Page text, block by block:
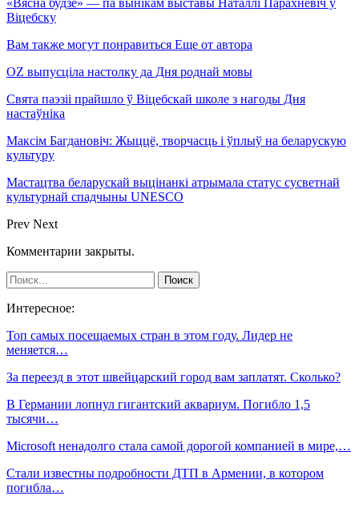
Віцебску
Вам также могут понравиться Еще от автора
OZ выпусціла настолку да Дня роднай мовы
Свята паэзіі прайшло ў Віцебскай школе з нагоды Дня
настаўніка
Максім Багдановіч: Жыццё, творчасць і ўплыў на беларускую
культуру
Мастацтва беларускай выцінанкі атрымала статус сусветнай
культурнай спадчыны UNESCO
Prev Next
Комментарии закрыты.
Интересное:
Топ самых посещаемых стран в этом году. Лидер не
меняется…
За переезд в этот швейцарский город вам заплатят. Сколько?
В Германии лопнул гигантский аквариум. Погибло 1,5
тысячи…
Microsoft ненадолго стала самой дорогой компанией в мире,…
Стали известны подробности ДТП в Армении, в котором
погибла…